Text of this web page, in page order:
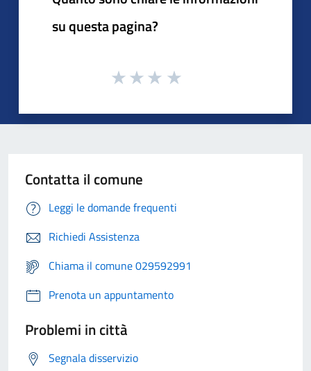
su questa pagina?
Contatta il comune
Leggi le domande frequenti
Richiedi Assistenza
Chiama il comune 029592991
Prenota un appuntamento
Problemi in città
Segnala disservizio